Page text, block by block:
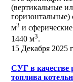
(вертикальные
м3 и
1440 м3.
15 Декабря 2025
СУГ в качестве
топлива